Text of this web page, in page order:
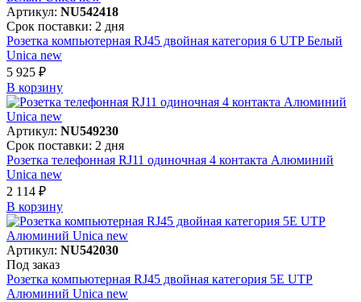
Артикул: NU542418
Срок поставки: 2 дня
Розетка компьютерная RJ45 двойная категория 6 UTP Белый
Unica new
5 925 ₽
В корзинy
Артикул: NU549230
Срок поставки: 2 дня
Розетка телефонная RJ11 одиночная 4 контакта Алюминий
Unica new
2 114 ₽
В корзинy
Артикул: NU542030
Под заказ
Розетка компьютерная RJ45 двойная категория 5Е UTP
Алюминий Unica new